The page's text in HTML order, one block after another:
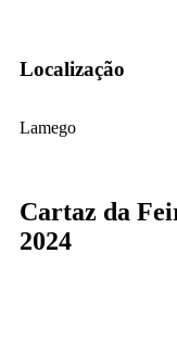
Localização
Lamego
Cartaz da
2024